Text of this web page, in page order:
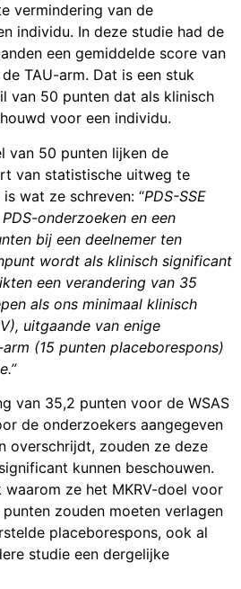
vermindering van de
individu. In deze studie had de
een gemiddelde score van
TAU-arm. Dat is een stuk
van 50 punten dat als klinisch
voor een individu.
van 50 punten lijken de
van statistische uitweg te
wat ze schreven: “PDS-SSE
onderzoeken en een
bij een deelnemer ten
wordt als klinisch significant
een verandering van 35
als ons minimaal klinisch
uitgaande van enige
(15 punten placeborespons)
van 35,2 punten voor de WSAS
de onderzoekers aangegeven
overschrijdt, zouden ze deze
kunnen beschouwen.
ze het MKRV-doel voor
zouden moeten verlagen
placeborespons, ook al
studie een dergelijke